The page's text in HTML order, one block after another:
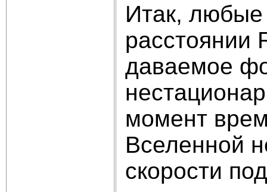
Итак, любые
расстоянии
даваемое
момент
Вселенной
скорости